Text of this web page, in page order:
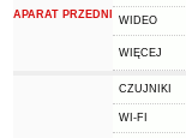
APARAT PRZEDNI WIDEO
WIĘCEJ
CZUJNIKI
WI-FI